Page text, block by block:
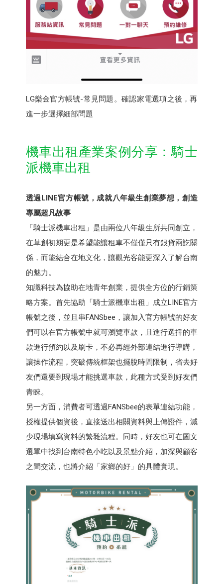
LG樂金官方帳號-常見問題。確認家電選項之後，再
進一步選擇細部問題
機車出租產業案例分享：騎士
派機車出租
透過LINE官方帳號，成就八年級生創業夢想，創造
專屬超凡故事
「騎士派機車出租」是由兩位八年級生所共同創立，
在草創初期更是希望能讓租車不僅僅只有銀貨兩訖關
係，而能結合在地文化，讓觀光客能更深入了解台南
的魅力。
知識科技為協助在地青年創業，提供全方位的行銷策
略方案。首先協助「騎士派機車出租」成立LINE官方
帳號之後，並且串FANSbee，讓加入官方帳號的好友
們可以在官方帳號中就可瀏覽車款，且進行選擇的車
款進行預約以及刷卡，不必再經外部連結進行導購，
讓操作流程，突破傳統框架也擺脫時間限制，省去好
友們還要到現場才能挑選車款，此種方式受到好友們
青睞。
另一方面，消費者可透過FANSbee的表單連結功能，
授權提供個資後，直接送出相關資料與上傳證件，減
少現場填寫資料的繁雜流程。同時，好友也可在圖文
選單中找到台南特色小吃以及景點介紹，加深與顧客
之間交流，也將介紹「家鄉的好」的具體實現。